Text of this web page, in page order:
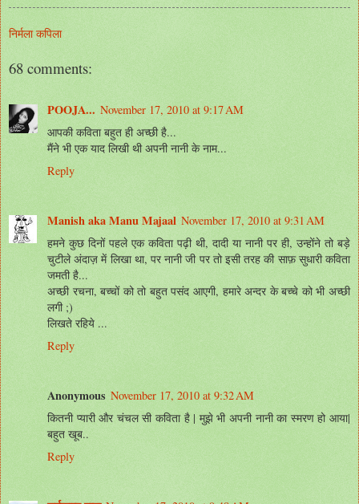
निर्मला कपिला
68 comments:
POOJA... November 17, 2010 at 9:17 AM
आपकी कविता बहुत ही अच्छी है...
मैंने भी एक याद लिखी थी अपनी नानी के नाम...
Reply
Manish aka Manu Majaal November 17, 2010 at 9:31 AM
हमने कुछ दिनों पहले एक कविता पढ़ी थी, दादी या नानी पर ही, उन्होंने तो बड़े
चुटीले अंदाज़ में लिखा था, पर नानी जी पर तो इसी तरह की साफ़ सुधारी कविता
जमती है...
अच्छी रचना, बच्चों को तो बहुत पसंद आएगी, हमारे अन्दर के बच्चे को भी अच्छी
लगी ;)
लिखते रहिये ...
Reply
Anonymous November 17, 2010 at 9:32 AM
कितनी प्यारी और चंचल सी कविता है | मुझे भी अपनी नानी का स्मरण हो आया|
बहुत खूब..
Reply